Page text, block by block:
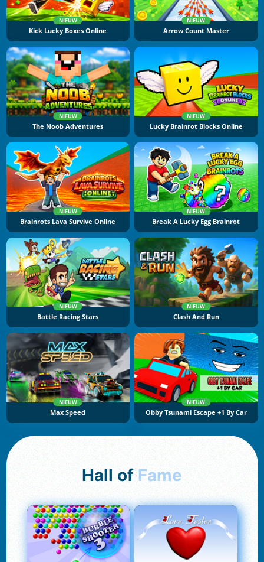
NIEUW
Kick Lucky Boxes Online
NIEUW
Arrow Count Master
NIEUW
The Noob Adventures
NIEUW
Lucky Brainrot Blocks Online
NIEUW
Brainrots Lava Survive Online
NIEUW
Break A Lucky Egg Brainrot
NIEUW
Battle Racing Stars
NIEUW
Clash And Run
NIEUW
Max Speed
NIEUW
Obby Tsunami Escape +1 By Car
Hall of Fame